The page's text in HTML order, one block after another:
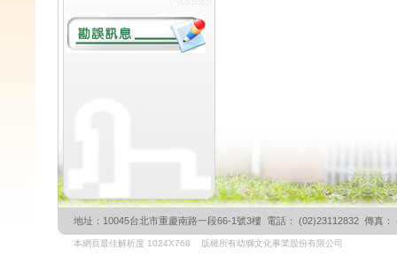
地址：10045台北市重慶南路一段66-1號3樓 電話： (02)23112832 傳真
本網頁最佳解析度 1024X768 版權所有幼獅文化事業股份有限公司